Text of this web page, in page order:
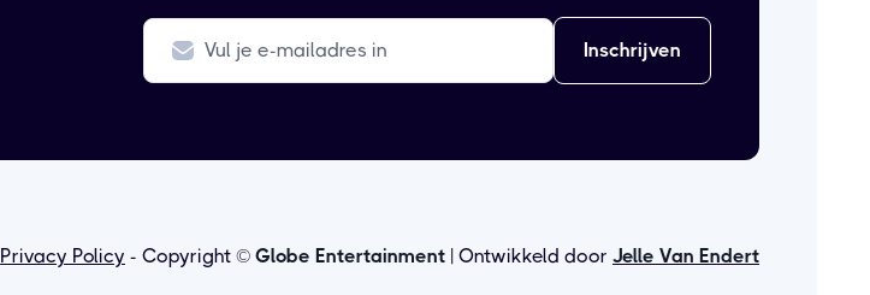
Privacy Policy - Copyright © Globe Entertainment | Ontwikkeld door Jelle Van Endert